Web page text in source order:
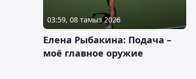
03:59, 08 тамыз 2026
Елена Рыбакина: Подача –
моё главное оружие